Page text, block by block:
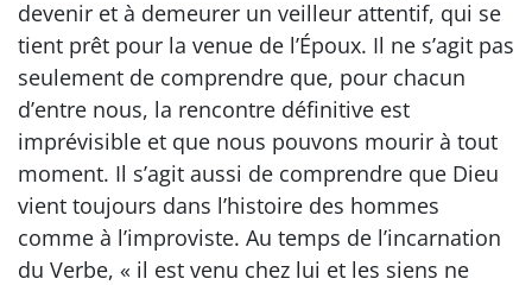
devenir et à demeurer un veilleur attentif, qui se
tient prêt pour la venue de l’Époux. Il ne s’agit pas
seulement de comprendre que, pour chacun
d’entre nous, la rencontre définitive est
imprévisible et que nous pouvons mourir à tout
moment. Il s’agit aussi de comprendre que Dieu
vient toujours dans l’histoire des hommes
comme à l’improviste. Au temps de l’incarnation
du Verbe, « il est venu chez lui et les siens ne